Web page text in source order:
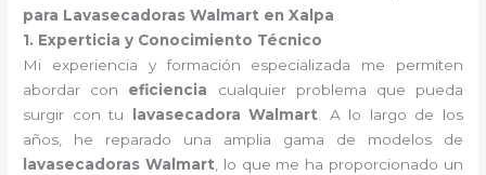
para Lavasecadoras Walmart en Xalpa
1. Experticia y Conocimiento Técnico
Mi experiencia y formación especializada me permiten
abordar con eficiencia cualquier problema que pueda
surgir con tu lavasecadora Walmart . A lo largo de los
años, he reparado una amplia gama de modelos de
lavasecadoras Walmart , lo que me ha proporcionado un